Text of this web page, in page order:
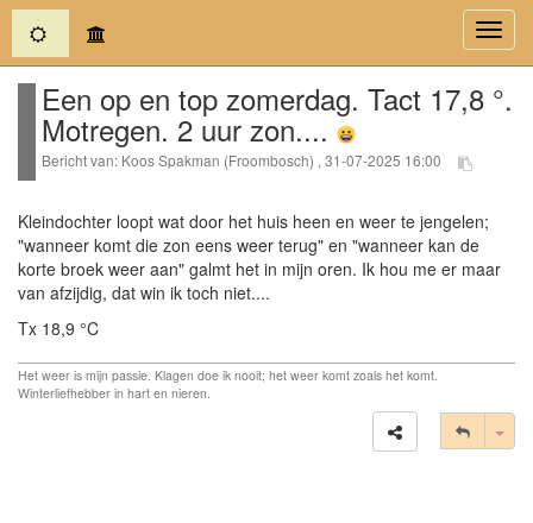
(current)
Een op en top zomerdag. Tact 17,8 °.
Motregen. 2 uur zon....
Bericht van: Koos Spakman (Froombosch) , 31-07-2025 16:00
Kleindochter loopt wat door het huis heen en weer te jengelen;
"wanneer komt die zon eens weer terug" en "wanneer kan de
korte broek weer aan" galmt het in mijn oren. Ik hou me er maar
van afzijdig, dat win ik toch niet....
Tx 18,9 °C
Het weer is mijn passie. Klagen doe ik nooit; het weer komt zoals het komt.
Winterliefhebber in hart en nieren.